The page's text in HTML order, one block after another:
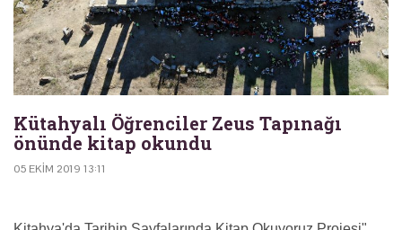
Kütahyalı Öğrenciler Zeus Tapınağı
önünde kitap okundu
05 EKIM 2019 13:11